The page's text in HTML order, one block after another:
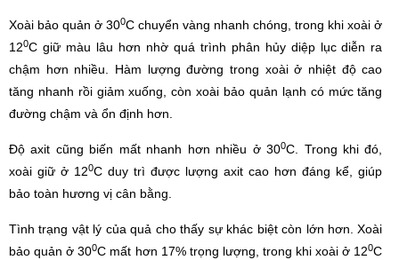
Xoài bảo quản ở 300C chuyển vàng nhanh chóng, trong khi xoài ở
120C giữ màu lâu hơn nhờ quá trình phân hủy diệp lục diễn ra
chậm hơn nhiều. Hàm lượng đường trong xoài ở nhiệt độ cao
tăng nhanh rồi giảm xuống, còn xoài bảo quản lạnh có mức tăng
đường chậm và ổn định hơn.
Độ axit cũng biến mất nhanh hơn nhiều ở 300C. Trong khi đó,
xoài giữ ở 120C duy trì được lượng axit cao hơn đáng kể, giúp
bảo toàn hương vị cân bằng.
Tình trạng vật lý của quả cho thấy sự khác biệt còn lớn hơn. Xoài
bảo quản ở 300C mất hơn 17% trọng lượng, trong khi xoài ở 120C